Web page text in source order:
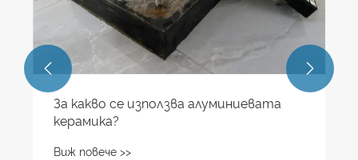
За какво се използва алуминиевата
керамика?
Виж повече >>
 